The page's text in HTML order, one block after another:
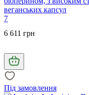
веганських капсул
7
6 611 грн
Під замовлення